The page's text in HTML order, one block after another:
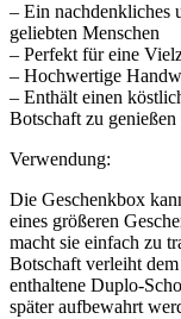
– Ein nachdenkliches
geliebten Menschen
– Perfekt für eine
– Hochwertige
– Enthält einen
Botschaft zu genießen
Verwendung:
Die Geschenkbox
eines größeren
macht sie einfach zu
Botschaft verleiht
enthaltene Duplo-
später aufbewahrt